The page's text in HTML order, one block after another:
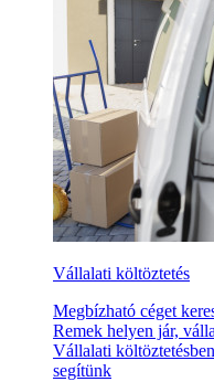
Vállalati költöztetés
Megbízható céget
Remek helyen jár,
Vállalati
segítünk